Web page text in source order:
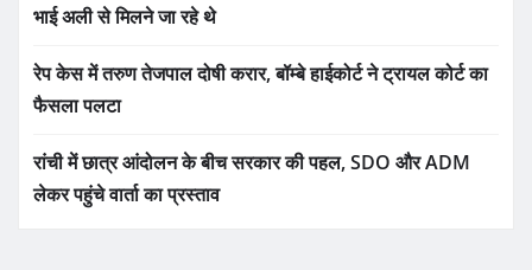
भाई अली से मिलने जा रहे थे
रेप केस में तरुण तेजपाल दोषी करार, बॉम्बे हाईकोर्ट ने ट्रायल कोर्ट का
फैसला पलटा
रांची में छात्र आंदोलन के बीच सरकार की पहल, SDO और ADM
लेकर पहुंचे वार्ता का प्रस्ताव